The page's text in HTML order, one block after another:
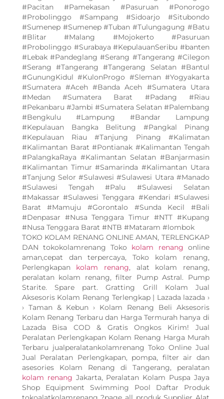
#Pacitan #Pamekasan #Pasuruan #Ponorogo
#Probolinggo #Sampang #Sidoarjo #Situbondo
#Sumenep #Sumenep #Tuban #Tulungagung #Batu
#Blitar #Malang #Mojokerto #Pasuruan
#Probolinggo #Surabaya #KepulauanSeribu #banten
#Lebak #Pandeglang #Serang #Tangerang #Cilegon
#Serang #Tangerang #Tangerang Selatan #Bantul
#GunungKidul #KulonProgo #Sleman #Yogyakarta
#Sumatera #Aceh #Banda Aceh #Sumatera Utara
#Medan #Sumatera Barat #Padang #Riau
#Pekanbaru #Jambi #Sumatera Selatan #Palembang
#Bengkulu #Lampung #Bandar Lampung
#Kepulauan Bangka Belitung #Pangkal Pinang
#Kepulauan Riau #Tanjung Pinang #Kalimatan
#Kalimantan Barat #Pontianak #Kalimantan Tengah
#PalangkaRaya #Kalimantan Selatan #Banjarmasin
#Kalimantan Timur #Samarinda #Kalimantan Utara
#Tanjung Selor #Sulawesi #Sulawesi Utara #Manado
#Sulawesi Tengah #Palu #Sulawesi Selatan
#Makassar #Sulawesi Tenggara #Kendari #Sulawesi
Barat #Mamuju #Gorontalo #Sunda Kecil #Bali
#Denpasar #Nusa Tenggara Timur #NTT #Kupang
#Nusa Tenggara Barat #NTB #Mataram #lombok
TOKO KOLAM RENANG ONLINE AMAN, TERLENGKAP
DAN tokokolamrenang Toko kolam renang online
aman,cepat dan terpercaya, Toko kolam renang,
Perlengkapan kolam renang, alat kolam renang,
peralatan kolam renang, filter Pump Astral. Pump
Starite. Spare part. Gratting Grill Kolam Jual
Aksesoris Kolam Renang Terlengkap | Lazada lazada ›
› Taman & Kebun › Kolam Renang Beli Aksesoris
Kolam Renang Terbaru dan Harga Termurah hanya di
Lazada Bisa COD & Gratis Ongkos Kirim! Jual
Peralatan Perlengkapan Kolam Renang Harga Murah
Terbaru jualperalatankolamrenang Toko Online Jual
Jual Peralatan Perlengkapan, pompa, filter air dan
asesories Kolam Renang di Tangerang, peralatan
kolam renang Jakarta, Peralatan Kolam Puspa Jaya
Shop Equipment Swimming Pool Daftar Produk